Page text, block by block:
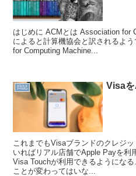
はじめに ACMとは Association for
によると計算機協会と訳されるよ
for Computing Machine...
日記 Visa
これまでもVisaブランドのクレジ
いればリアル店舗でApple Payを利
Visa Touchが利用できるようにな
ことが変わってはいな...